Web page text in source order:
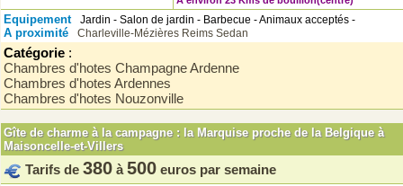
Equipement Jardin - Salon de jardin - Barbecue - Animaux acceptés -
A proximité Charleville-Mézières Reims Sedan
Catégorie :
Chambres d'hotes Champagne Ardenne
Chambres d'hotes Ardennes
Chambres d'hotes Nouzonville
Gîte de charme à la campagne : la Marquise proche de la Belgique à
Maisoncelle-et-Villers
Tarifs de 380 à 500 euros par semaine